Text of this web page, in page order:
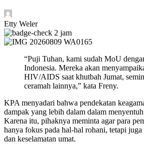
Etty Weler
2 jam
“Puji Tuhan, kami sudah MoU
Indonesia. Mereka akan
HIV/AIDS saat khutbah Jumat,
ceramah lainnya,” kata Freny.
KPA menyadari bahwa pendekatan
dampak yang lebih dalam dalam
Karena itu, pihaknya meminta agar para
hanya fokus pada hal-hal rohani, tetapi juga
dan keselamatan umat.